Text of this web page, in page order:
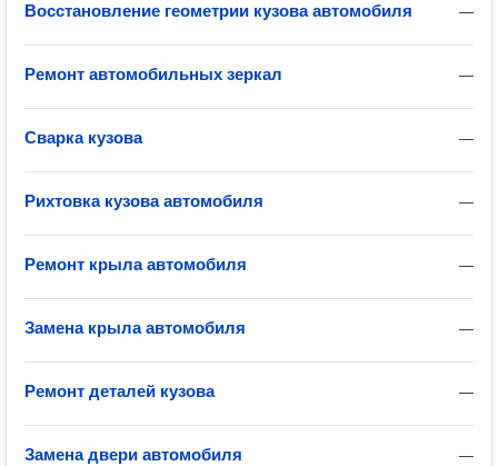
—
Восстановление геометрии кузова автомобиля
—
Ремонт автомобильных зеркал
—
Сварка кузова
—
Рихтовка кузова автомобиля
—
Ремонт крыла автомобиля
—
Замена крыла автомобиля
—
Ремонт деталей кузова
—
Замена двери автомобиля